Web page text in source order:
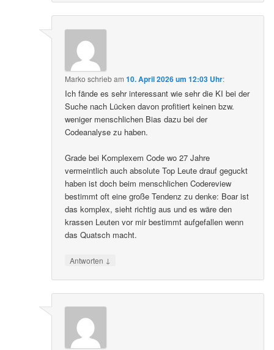
Marko schriebam10. April 2026 um 12:03 Uhr:
Ich fände es sehr interessant wie sehr die KI bei der
Suche nach Lücken davon profitiert keinen bzw.
weniger menschlichen Bias dazu bei der
Codeanalyse zu haben.
Grade bei Komplexem Code wo 27 Jahre
vermeintlich auch absolute Top Leute drauf geguckt
haben ist doch beim menschlichen Codereview
bestimmt oft eine große Tendenz zu denke: Boar ist
das komplex, sieht richtig aus und es wäre den
krassen Leuten vor mir bestimmt aufgefallen wenn
das Quatsch macht.
Antworten ↓